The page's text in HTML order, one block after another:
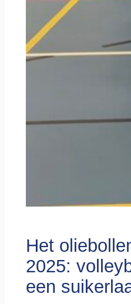
Het
2025:
een